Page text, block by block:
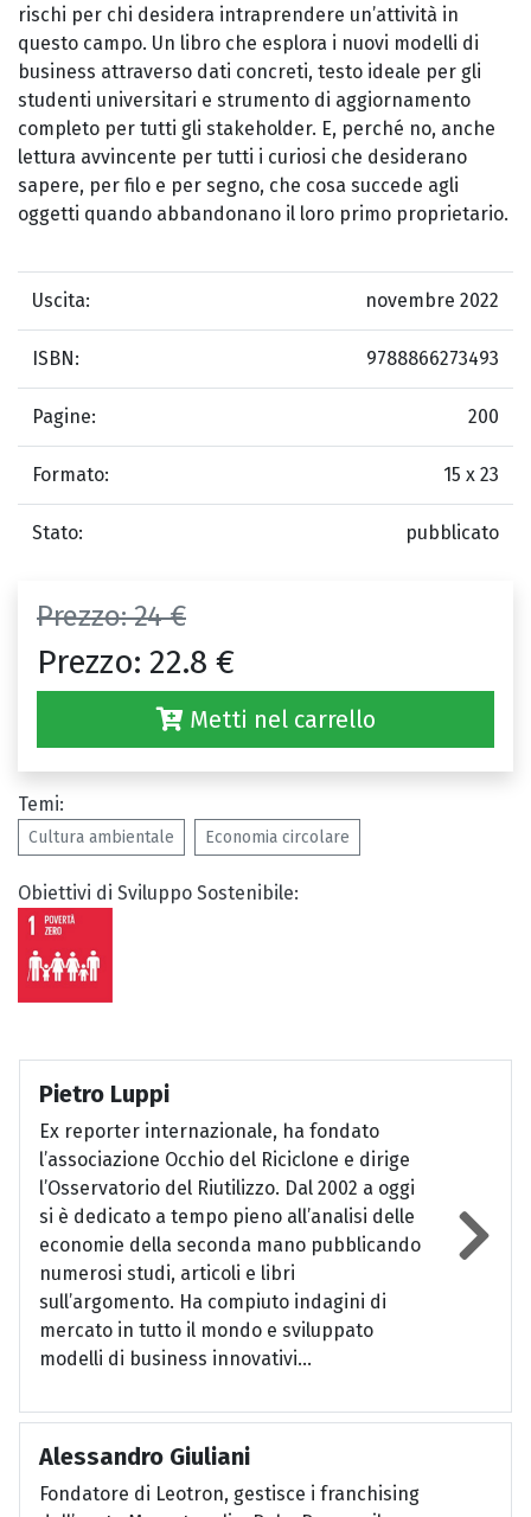
rischi per chi desidera intraprendere un’attività in
questo campo. Un libro che esplora i nuovi modelli di
business attraverso dati concreti, testo ideale per gli
studenti universitari e strumento di aggiornamento
completo per tutti gli stakeholder. E, perché no, anche
lettura avvincente per tutti i curiosi che desiderano
sapere, per filo e per segno, che cosa succede agli
oggetti quando abbandonano il loro primo proprietario.
Uscita: novembre 2022
ISBN: 9788866273493
Pagine: 200
Formato: 15 x 23
Stato: pubblicato
Prezzo:24 €
Prezzo: 22.8 €
Metti nel carrello
Temi:
Cultura ambientale Economia circolare
Obiettivi di Sviluppo Sostenibile:
Pietro Luppi
Ex reporter internazionale, ha fondato
l’associazione Occhio del Riciclone e dirige
l’Osservatorio del Riutilizzo. Dal 2002 a oggi
si è dedicato a tempo pieno all’analisi delle
economie della seconda mano pubblicando
numerosi studi, articoli e libri
sull’argomento. Ha compiuto indagini di
mercato in tutto il mondo e sviluppato
modelli di business innovativi...
Alessandro Giuliani
Fondatore di Leotron, gestisce i franchising